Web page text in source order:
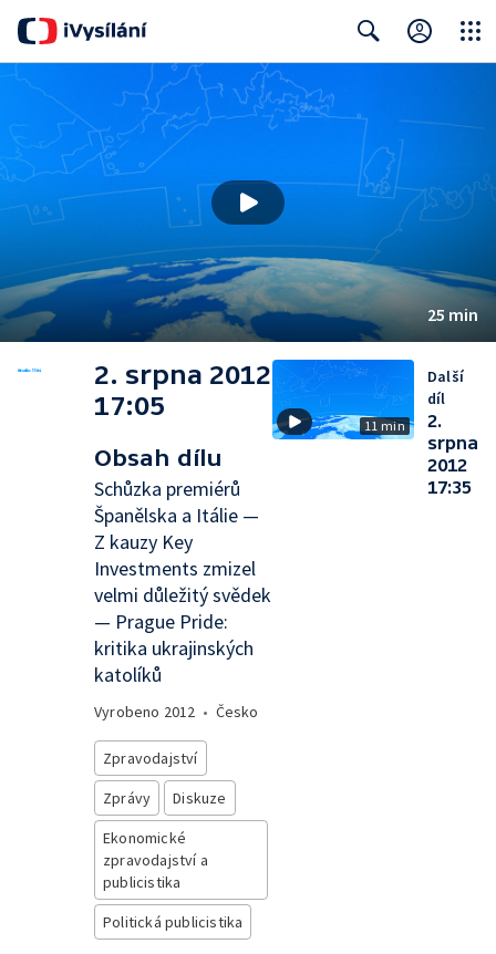
25 min
2. srpna 2012
17:05
Obsah dílu
Schůzka premiérů
Španělska a Itálie —
Z kauzy Key
Investments zmizel
velmi důležitý svědek
— Prague Pride:
kritika ukrajinských
katolíků
Vyrobeno 2012 • Česko
Zpravodajství
Zprávy
Diskuze
Ekonomické
zpravodajství a
publicistika
Politická publicistika
11 min
Další
díl
2.
srpna
2012
17:35